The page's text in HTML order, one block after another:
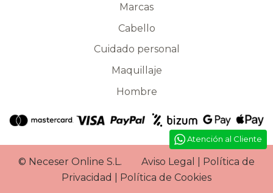
Marcas
Cabello
Cuidado personal
Maquillaje
Hombre
© Neceser Online S.L. Aviso Legal
Política de
Privacidad
Política de Cookies
Atención al Cliente